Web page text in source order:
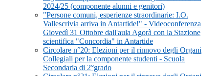
2024/25 (componente alunni e genitori)
"Persone comuni, esperienze straordinarie: I.O.
Vallescrivia arriva in Antartide!" - Videoconferenza
Giovedì 31 Ottobre dall'aula Agorà con la Stazione
scientifica "Concordia" in Antartide
Circolare n°20: Elezioni per il rinnovo degli Organi
Collegiali per la componente studenti - Scuola
Secondaria di 2°grado